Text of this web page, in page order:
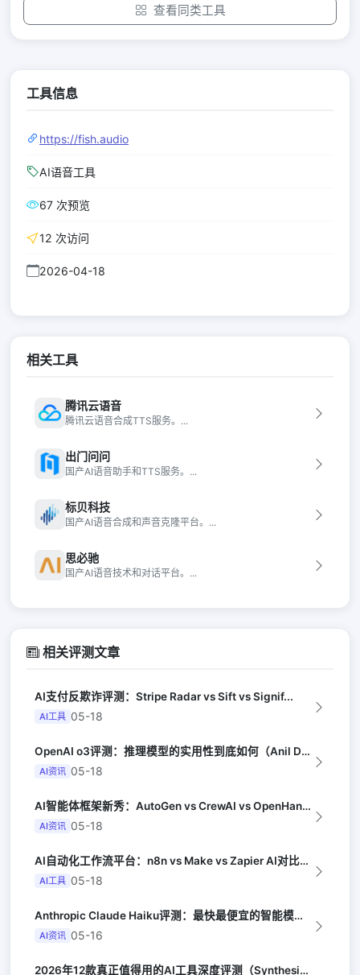
查看同类工具
工具信息
https://fish.audio
AI语音工具
67 次预览
12 次访问
2026-04-18
相关工具
腾讯云语音
腾讯云语音合成TTS服务。...
出门问问
国产AI语音助手和TTS服务。...
标贝科技
国产AI语音合成和声音克隆平台。...
思必驰
国产AI语音技术和对话平台。...
相关评测文章
AI支付反欺诈评测：Stripe Radar vs Sift vs Signif...
AI工具 05-18
OpenAI o3评测：推理模型的实用性到底如何（Anil Dash）
AI资讯 05-18
AI智能体框架新秀：AutoGen vs CrewAI vs OpenHands...
AI资讯 05-18
AI自动化工作流平台：n8n vs Make vs Zapier AI对比（Au...
AI工具 05-18
Anthropic Claude Haiku评测：最快最便宜的智能模型（Late...
AI资讯 05-16
2026年12款真正值得用的AI工具深度评测（Synthesia评选）